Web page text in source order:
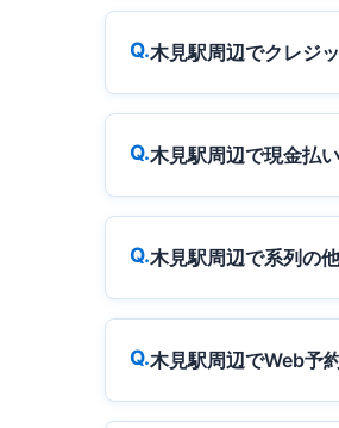
木見駅周辺でクレジ
木見駅周辺で現金払
木見駅周辺で系列の
木見駅周辺でWeb予